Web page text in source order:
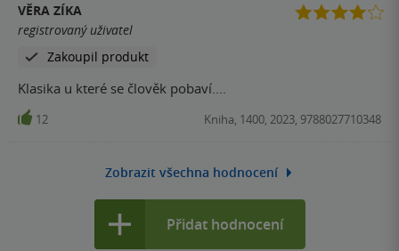
VĚRA ZÍKA
registrovaný uživatel
Zakoupil produkt
Klasika u které se člověk pobaví....
12 Kniha, 1400, 2023, 9788027710348
Zobrazit všechna hodnocení
Přidat hodnocení